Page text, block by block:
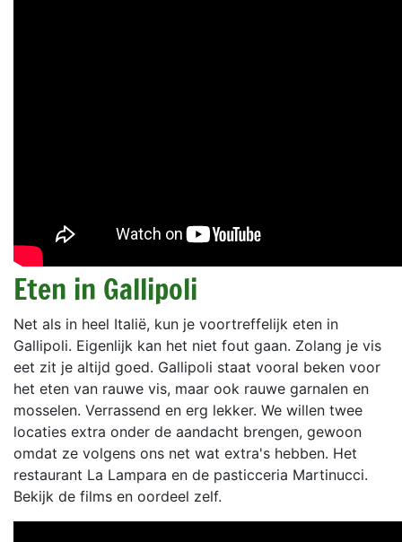
Eten in Gallipoli
Net als in heel Italië, kun je voortreffelijk eten in
Gallipoli. Eigenlijk kan het niet fout gaan. Zolang je vis
eet zit je altijd goed. Gallipoli staat vooral beken voor
het eten van rauwe vis, maar ook rauwe garnalen en
mosselen. Verrassend en erg lekker. We willen twee
locaties extra onder de aandacht brengen, gewoon
omdat ze volgens ons net wat extra's hebben. Het
restaurant La Lampara en de pasticceria Martinucci.
Bekijk de films en oordeel zelf.